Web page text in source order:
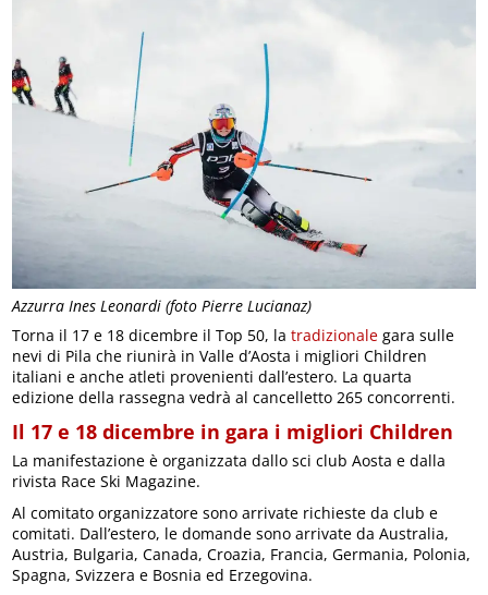
Azzurra Ines Leonardi (foto Pierre Lucianaz)
Torna il 17 e 18 dicembre il Top 50, latradizionale gara sulle
nevi di Pila che riunirà in Valle d’Aosta i migliori Children
italiani e anche atleti provenienti dall’estero. La quarta
edizione della rassegna vedrà al cancelletto 265 concorrenti.
Il 17 e 18 dicembre in gara i migliori Children
La manifestazione è organizzata dallo sci club Aosta e dalla
rivista Race Ski Magazine.
Al comitato organizzatore sono arrivate richieste da club e
comitati. Dall’estero, le domande sono arrivate da Australia,
Austria, Bulgaria, Canada, Croazia, Francia, Germania, Polonia,
Spagna, Svizzera e Bosnia ed Erzegovina.